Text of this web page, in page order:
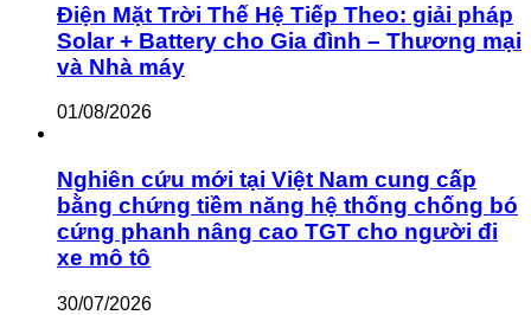
Điện Mặt Trời Thế Hệ Tiếp Theo: giải pháp
Solar + Battery cho Gia đình – Thương mại
và Nhà máy
01/08/2026
Nghiên cứu mới tại Việt Nam cung cấp
bằng chứng tiềm năng hệ thống chống bó
cứng phanh nâng cao TGT cho người đi
xe mô tô
30/07/2026